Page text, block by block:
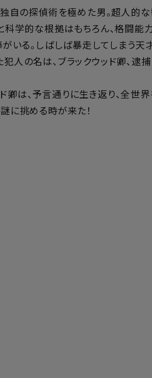
自の探偵術を極めた男。超人的
科学的な根拠はもちろん、格闘能
る。しばしば暴走してしまう
の名は、ブラックウッド卿、逮
、予言通りに生き返り、全世界
に挑める時が来た！